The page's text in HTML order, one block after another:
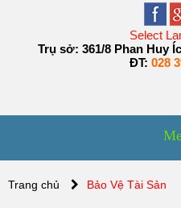
Select
Trụ sở: 361/8 Phan Huy
ĐT: 028
Trang chủ Bảo Vệ Tài Sản